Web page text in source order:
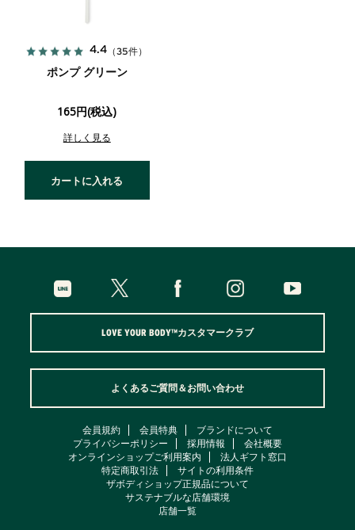
4.4 （35件）
ポンプ グリーン
165円(税込)
詳しく見る
カートに入れる
LOVE YOUR BODY™カスタマークラブ
よくあるご質問＆お問い合わせ
会員規約 会員特典
ブランドについて
プライバシーポリシー
採用情報
会社概要
オンラインショップご利用案内
法人ギフト窓口
特定商取引法
サイトの利用条件
ザボディショップ正規品について
サステナブルな店舗環境
店舗一覧